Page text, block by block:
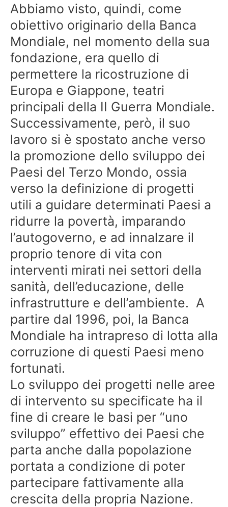
Abbiamo visto, quindi, come
obiettivo originario della Banca
Mondiale, nel momento della sua
fondazione, era quello di
permettere la ricostruzione di
Europa e Giappone, teatri
principali della II Guerra Mondiale.
Successivamente, però, il suo
lavoro si è spostato anche verso
la promozione dello sviluppo dei
Paesi del Terzo Mondo, ossia
verso la definizione di progetti
utili a guidare determinati Paesi a
ridurre la povertà, imparando
l’autogoverno, e ad innalzare il
proprio tenore di vita con
interventi mirati nei settori della
sanità, dell’educazione, delle
infrastrutture e dell’ambiente. A
partire dal 1996, poi, la Banca
Mondiale ha intrapreso di lotta alla
corruzione di questi Paesi meno
fortunati.
Lo sviluppo dei progetti nelle aree
di intervento su specificate ha il
fine di creare le basi per “uno
sviluppo” effettivo dei Paesi che
parta anche dalla popolazione
portata a condizione di poter
partecipare fattivamente alla
crescita della propria Nazione.